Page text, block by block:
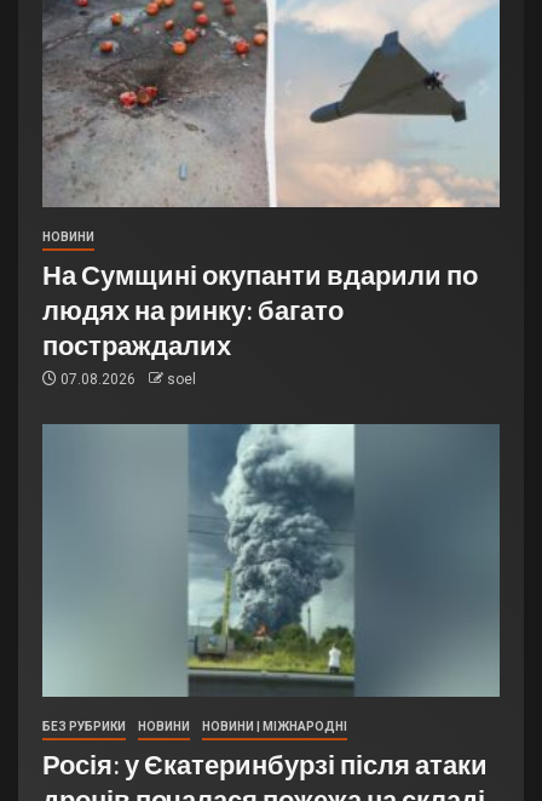
НОВИНИ
На Сумщині окупанти вдарили по
людях на ринку: багато
постраждалих
07.08.2026 soel
БЕЗ РУБРИКИ НОВИНИ НОВИНИ | МІЖНАРОДНІ
Росія: у Єкатеринбурзі після атаки